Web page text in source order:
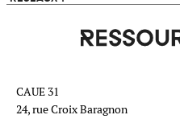
Ressources 31
CAUE 31
24, rue Croix Baragnon